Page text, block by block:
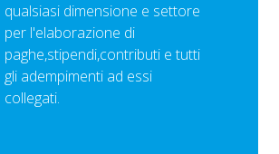
qualsiasi dimensione e settore
per l'elaborazione di
paghe,stipendi,contributi e tutti
gli adempimenti ad essi
collegati.